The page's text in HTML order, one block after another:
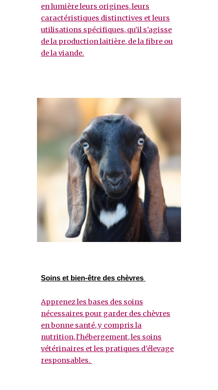
en lumière leurs origines, leurs
caractéristiques distinctives et leurs
utilisations spécifiques, qu'il s'agisse
de la production laitière, de la fibre ou
de la viande.
Soins et bien-être des chèvres
Apprenez les bases des soins
nécessaires pour garder des chèvres
en bonne santé, y compris la
nutrition, l'hébergement, les soins
vétérinaires et les pratiques d'élevage
responsables.